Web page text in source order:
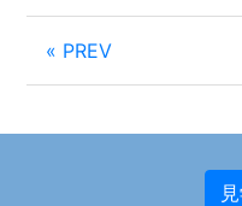
« PREV